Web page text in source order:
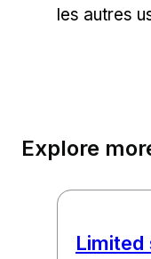
les autres
Explore
Limited